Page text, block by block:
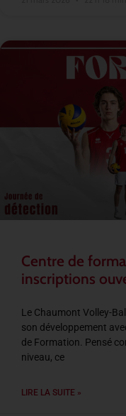
Centre de
inscriptions
Le Chaumont Volley-
son développement
de Formation. Pensé
niveau, ce
LIRE LA SUITE »